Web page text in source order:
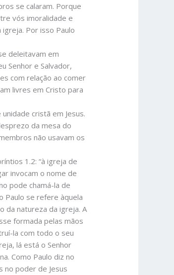
se calaram. Porque
vós imoralidade e
Por isso Paulo
deleitavam em
Senhor e Salvador,
com relação ao comer
livres em Cristo para
cristã em Jesus.
da mesa do
não usavam os
1.2: “à igreja de
invocam o nome de
pode chamá-la de
Paulo se refere àquela
da natureza da igreja. A
formada pelas mãos
la com todo o seu
lá está o Senhor
Como Paulo diz no
no poder de Jesus